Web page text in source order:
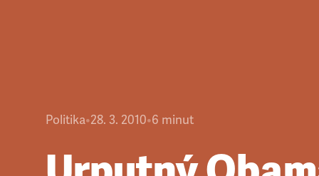
Politika•28. 3. 2010•6 minut